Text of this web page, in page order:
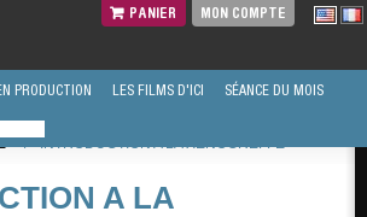
PANIER MON COMPTE
PRODUCTION LES FILMS D'ICI SÉANCE DU MOIS
/ INTRODUCTION A LA XENOGREFFE
A LA